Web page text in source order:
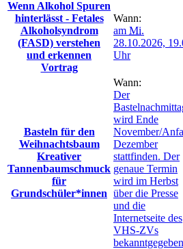
Wenn Alkohol Spuren
hinterlässt - Fetales
Alkoholsyndrom
(FASD) verstehen
und erkennen
Vortrag
Wann:
am Mi.
28.10.2026,
Uhr
Basteln für den
Weihnachtsbaum
Kreativer
Tannenbaumschmuck
für
Grundschüler*innen
Wann:
Der
wird Ende
November/
Dezember
stattfinden. Der
genaue Termin
wird im Herbst
über die Presse
und die
Internetseite des
VHS-ZVs